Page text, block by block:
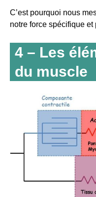
C’est pourquoi nous
notre force spécifique
4 – Les
du muscle